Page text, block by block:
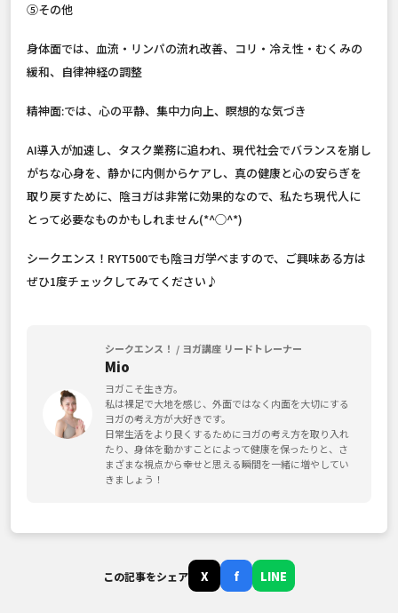
⑤その他
身体面では、血流・リンパの流れ改善、コリ・冷え性・むくみの
緩和、自律神経の調整
精神面:では、心の平静、集中力向上、瞑想的な気づき
AI導入が加速し、タスク業務に追われ、現代社会でバランスを崩し
がちな心身を、静かに内側からケアし、真の健康と心の安らぎを
取り戻すために、陰ヨガは非常に効果的なので、私たち現代人に
とって必要なものかもしれません(*^◯^*)
シークエンス！RYT500でも陰ヨガ学べますので、ご興味ある方は
ぜひ1度チェックしてみてください♪
シークエンス！ / ヨガ講座 リードトレーナー
Mio
ヨガこそ生き方。
私は裸足で大地を感じ、外面ではなく内面を大切にする
ヨガの考え方が大好きです。
日常生活をより良くするためにヨガの考え方を取り入れ
たり、身体を動かすことによって健康を保ったりと、さ
まざまな視点から幸せと思える瞬間を一緒に増やしてい
きましょう！
この記事をシェア X f LINE